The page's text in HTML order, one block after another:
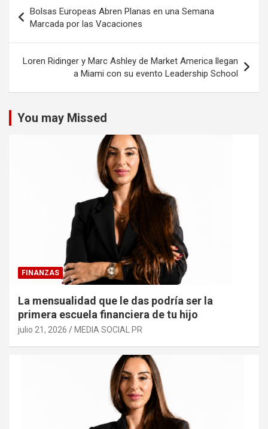
de
entradas
Bolsas Europeas Abren Planas en una Semana
Marcada por las Vacaciones
Loren Ridinger y Marc Ashley de Market America llegan
a Miami con su evento Leadership School
You may Missed
FINANZAS
La mensualidad que le das podría ser la
primera escuela financiera de tu hijo
julio 21, 2026 MEDIA SOCIAL PR